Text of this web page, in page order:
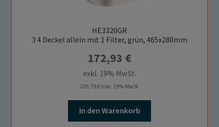
HE3320GR
3 4 Deckel allein mit 1 Filter, grün, 465x280mm
172,93 €
exkl. 19% MwSt.
205,79€inkl. 19% MwSt.
In den Warenkorb